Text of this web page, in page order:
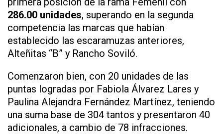
286.00 unidades, superando en la segunda
competencia las marcas que habían
establecido las escaramuzas anteriores,
Alteñitas “B” y Rancho Soviló.
Comenzaron bien, con 20 unidades de las
puntas logradas por Fabiola Álvarez Lares y
Paulina Alejandra Fernández Martínez, teniendo
una suma base de 304 tantos y presentaron 40
adicionales, a cambio de 78 infracciones.